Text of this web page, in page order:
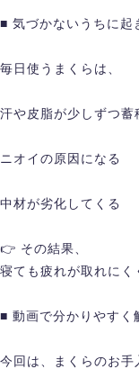
■ 気づかないうちに起
毎日使うまくらは、
汗や皮脂が少しずつ蓄
ニオイの原因になる
中材が劣化してくる
👉 その結果、
寝ても疲れが取れにく
■ 動画で分かりやすく
今回は、まくらのお手